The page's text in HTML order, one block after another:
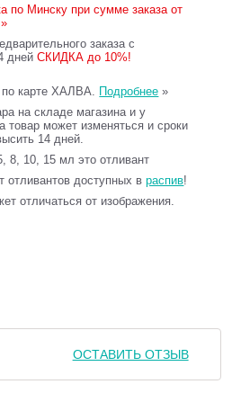
по Минску при сумме заказа от
»
заказа с
днейСКИДКА до 10%!
по карте ХАЛВА. Подробнее »
на складе магазина и у
товар может изменяться и сроки
14 дней.
8, 10, 15 мл это отливант
отливантов доступных враспив!
отличаться от изображения.
ОСТАВИТЬ ОТЗЫВ